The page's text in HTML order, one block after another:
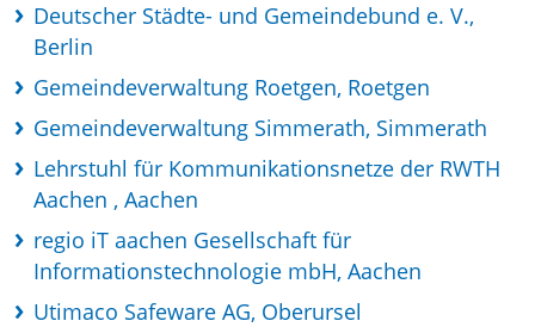
Deutscher Städte- und Gemeindebund e. V.,
Berlin
Gemeindeverwaltung Roetgen, Roetgen
Gemeindeverwaltung Simmerath, Simmerath
Lehrstuhl für Kommunikationsnetze der RWTH
Aachen , Aachen
regio iT aachen Gesellschaft für
Informationstechnologie mbH, Aachen
Utimaco Safeware AG, Oberursel